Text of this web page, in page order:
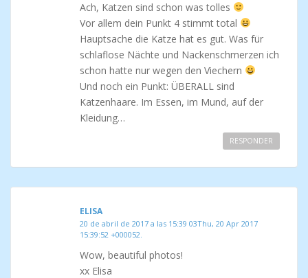
Ach, Katzen sind schon was tolles
Vor allem dein Punkt 4 stimmt total
Hauptsache die Katze hat es gut. Was für
schlaflose Nächte und Nackenschmerzen ich
schon hatte nur wegen den Viechern
Und noch ein Punkt: ÜBERALL sind
Katzenhaare. Im Essen, im Mund, auf der
Kleidung…
RESPONDER
ELISA
20 de abril de 2017 a las 15:39 03Thu, 20 Apr 2017
15:39:52 +000052.
Wow, beautiful photos!
xx Elisa